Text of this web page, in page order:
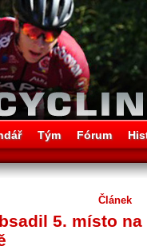
Tým Fórum
Článek
5. místo